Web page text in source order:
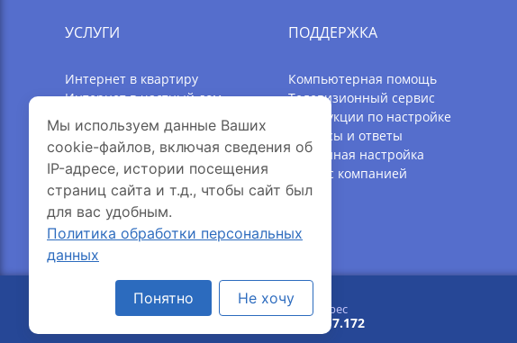
Мы используем данные Ваших
cookie-файлов, включая сведения об
IP-адресе, истории посещения
страниц сайта и т.д., чтобы сайт был
для вас удобным.
Политика обработки персональных
данных
Понятно Не хочу
УСЛУГИ
Интернет в квартиру
Интернет в частный дом
Акции
Оборудование Wi-Fi
Ослик
Улицы Онлайн
Личная почта
ПОДДЕРЖКА
Компьютерная помощь
Телевизионный сервис
Инструкции по настройке
Вопросы и ответы
Удаленная настройка
Связь с компанией
© 2005-2026 Интерсвязь
Ваш IP-адрес
216.73.217.172